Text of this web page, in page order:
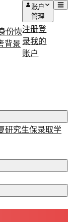
份恢
背景
账户
管理
注册登
录我的
账户
研究生保录取学